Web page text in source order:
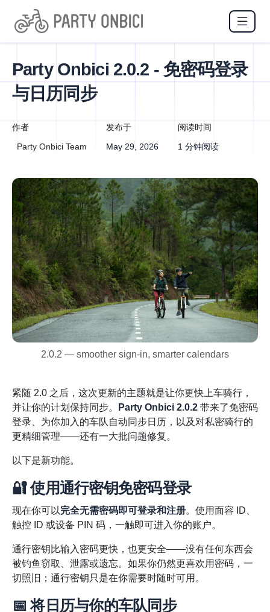
Party Onbici 2.0.2 - 免密码登录
与日历同步
作者
Party Onbici Team
发布于
May 29, 2026
阅读时间
1 分钟阅读
2.0.2 — smoother sign-in, smarter calendars
紧随 2.0 之后，这次更新的主题就是让你更快上车骑行，
并让你的计划保持同步。
Party Onbici 2.0.2 带来了免密码
登录、为你加入的车队自动同步日历，以及对私密骑行的
更精细管理——还有一大批问题修复。
以下是新功能。
🔐 使用通行密钥免密码登录
现在你可以完全无需密码即可登录和注册。使用面容 ID、
触控 ID 或设备 PIN 码，一触即可进入你的账户。
通行密钥比输入密码更快，也更安全——没有任何东西会
被钓鱼窃取、泄露或遗忘。如果你仍然更喜欢用密码，一
切照旧；通行密钥只是在你需要时随时可用。
📅 将日历与你的车队同步